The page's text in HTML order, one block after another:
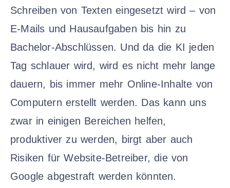
Schreiben von Texten eingesetzt wird – von
E-Mails und Hausaufgaben bis hin zu
Bachelor-Abschlüssen. Und da die KI jeden
Tag schlauer wird, wird es nicht mehr lange
dauern, bis immer mehr Online-Inhalte von
Computern erstellt werden. Das kann uns
zwar in einigen Bereichen helfen,
produktiver zu werden, birgt aber auch
Risiken für Website-Betreiber, die von
Google abgestraft werden könnten.